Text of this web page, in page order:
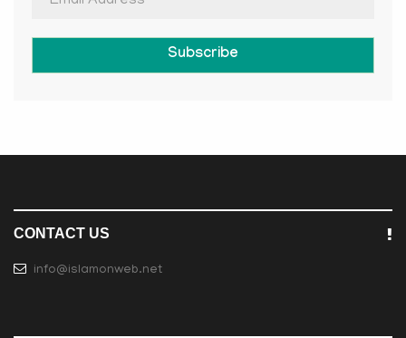
Subscribe
CONTACT US
info@islamonweb.net